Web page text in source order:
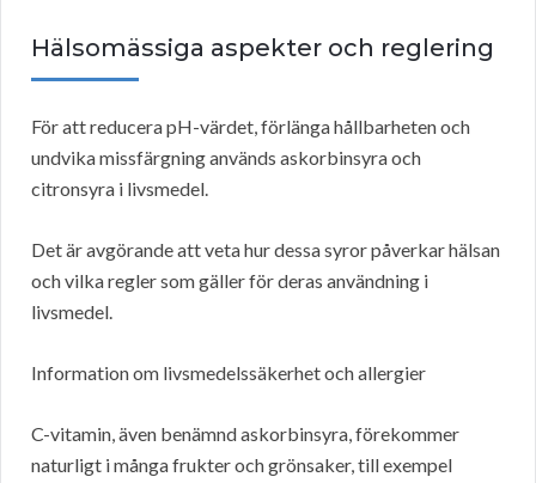
Hälsomässiga aspekter och reglering
För att reducera pH-värdet, förlänga hållbarheten och
undvika missfärgning används askorbinsyra och
citronsyra i livsmedel.
Det är avgörande att veta hur dessa syror påverkar hälsan
och vilka regler som gäller för deras användning i
livsmedel.
Information om livsmedelssäkerhet och allergier
C-vitamin, även benämnd askorbinsyra, förekommer
naturligt i många frukter och grönsaker, till exempel